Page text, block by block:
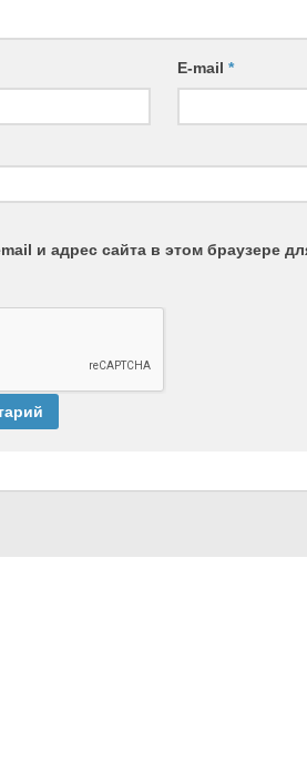
E-mail*
и адрес сайта в этом браузере